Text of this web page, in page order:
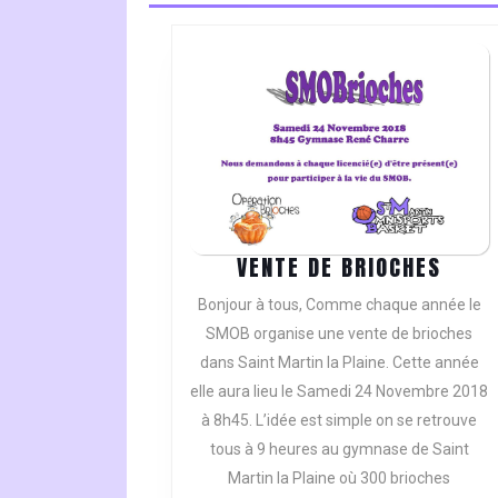
VENTE DE BRIOCHES
DE
Bonjour à tous, Comme chaque année le
SMOB organise une vente de brioches
dans Saint Martin la Plaine. Cette année
elle aura lieu le Samedi 24 Novembre 2018
à 8h45. L’idée est simple on se retrouve
tous à 9 heures au gymnase de Saint
Martin la Plaine où 300 brioches